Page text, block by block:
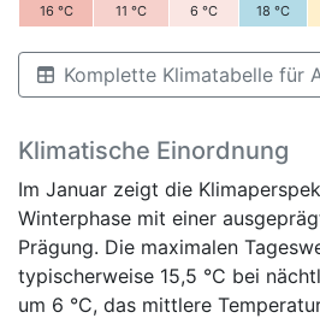
16 °C 11 °C 6 °C 18 °C
Komplette Klimatabelle für
Klimatische Einordnung
Im Januar zeigt die
Winterphase mit einer
Prägung. Die maximalen
typischerweise 15,5 °C bei
um 6 °C, das mittlere